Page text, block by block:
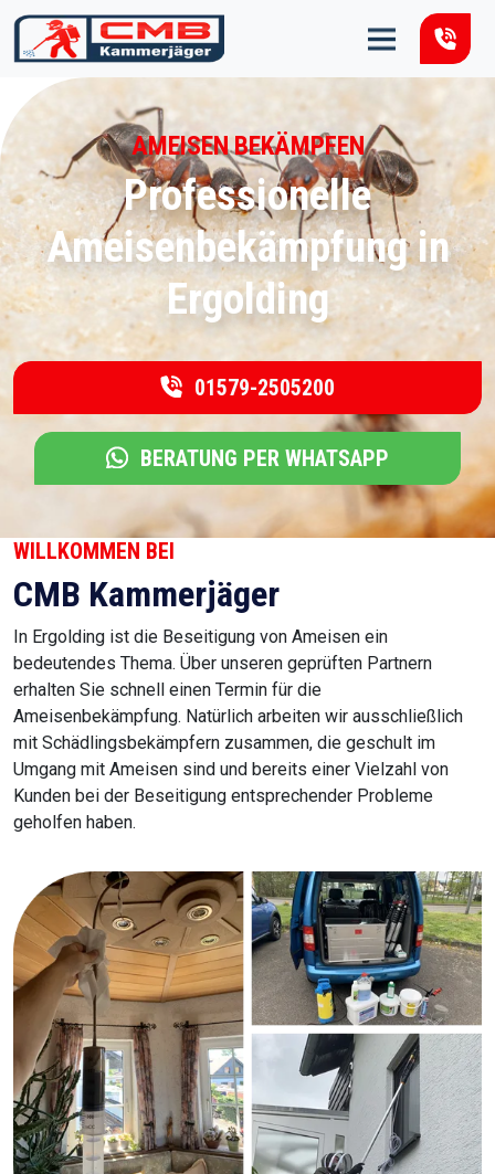
Zum Inhalt springen
AMEISEN BEKÄMPFEN
Professionelle
Ameisenbekämpfung in
Ergolding
01579-2505200
BERATUNG PER WHATSAPP
WILLKOMMEN BEI
CMB Kammerjäger
In Ergolding ist die Beseitigung von Ameisen ein
bedeutendes Thema. Über unseren geprüften Partnern
erhalten Sie schnell einen Termin für die
Ameisenbekämpfung. Natürlich arbeiten wir ausschließlich
mit Schädlingsbekämpfern zusammen, die geschult im
Umgang mit Ameisen sind und bereits einer Vielzahl von
Kunden bei der Beseitigung entsprechender Probleme
geholfen haben.